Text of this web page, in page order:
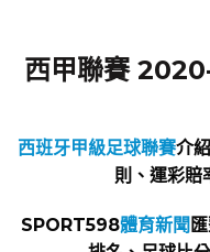
西甲聯賽
西班牙甲級足球聯賽介
則、運彩賠
SPORT598體育新聞